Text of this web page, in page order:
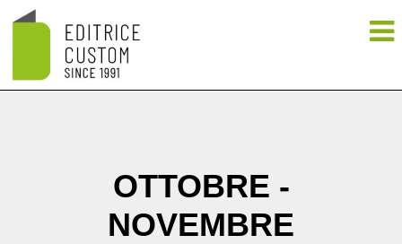
OTTOBRE -
NOVEMBRE